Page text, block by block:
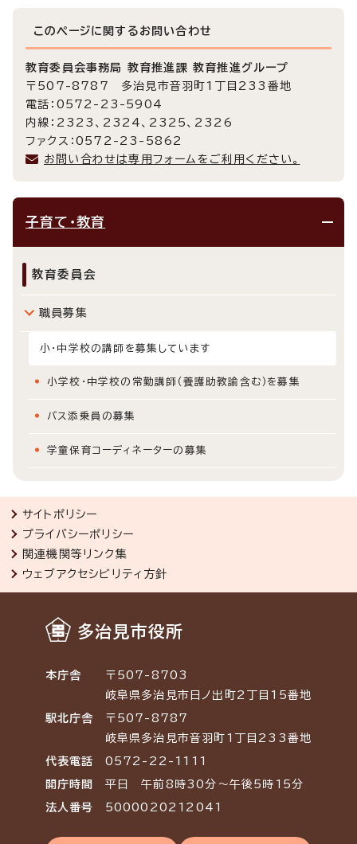
このページに関する お問い合わせ
教育委員会事務局 教育推進課 教育推進グループ
〒507-8787 多治見市音羽町1丁目233番地
電話：0572-23-5904
内線：2323、2324、2325、2326
ファクス：0572-23-5862
お問い合わせは専用フォームをご利用ください。
子育て・教育
教育委員会
職員募集
小・中学校の講師を募集しています
小学校・中学校の常勤講師（養護助教諭含む）を募集
バス添乗員の募集
学童保育コーディネーターの募集
サイトポリシー
プライバシーポリシー
関連機関等リンク集
ウェブアクセシビリティ方針
多治見市役所
本庁舎
〒507-8703
岐阜県多治見市日ノ出町2丁目15番地
駅北庁舎
〒507-8787
岐阜県多治見市音羽町1丁目233番地
代表電話 0572-22-1111
開庁時間 平日 午前8時30分～午後5時15分
法人番号 5000020212041